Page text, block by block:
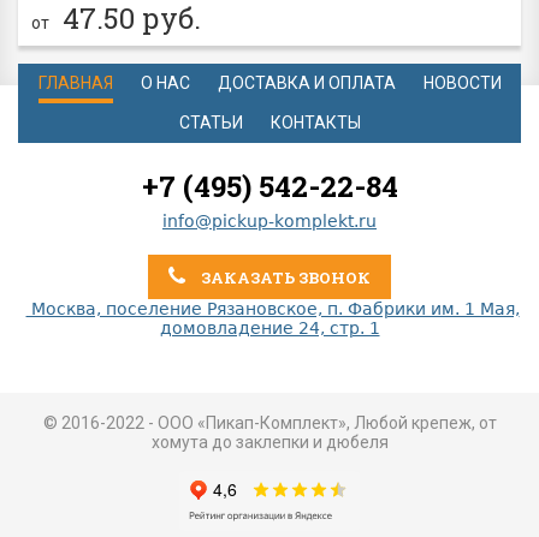
от 47.50 руб.
ГЛАВНАЯ О НАС ДОСТАВКА И ОПЛАТА НОВОСТИ
СТАТЬИ КОНТАКТЫ
+7 (495) 542-22-84
info@pickup-komplekt.ru
ЗАКАЗАТЬ ЗВОНОК
Москва, поселение Рязановское, п. Фабрики им. 1 Мая,
домовладение 24, стр. 1
© 2016-2022 - ООО «Пикап-Комплект», Любой крепеж, от
хомута до заклепки и дюбеля